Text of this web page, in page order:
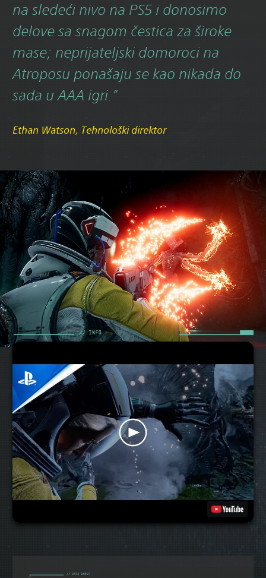
na sledeći nivo na PS5 i donosimo
delove sa snagom čestica za široke
mase; neprijateljski domoroci na
Atroposu ponašaju se kao nikada do
sada u AAA igri.”
Ethan Watson, Tehnološki direktor